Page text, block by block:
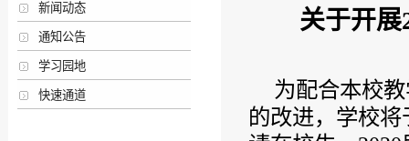
新闻动态
通知公告
学习园地
快速通道
关于开展
为配合本校
的改进，学校